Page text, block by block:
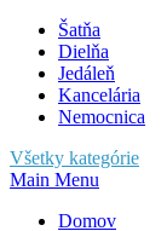
Šatňa
Dielňa
Jedáleň
Kancelária
Nemocnica
Všetky kategórie
Main Menu
Domov